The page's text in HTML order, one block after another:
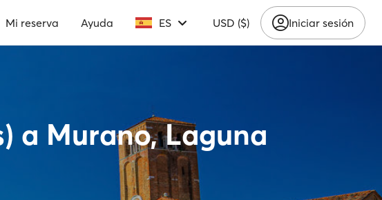
Mi reserva Ayuda ES USD ($) Iniciar sesión
a Murano, Laguna